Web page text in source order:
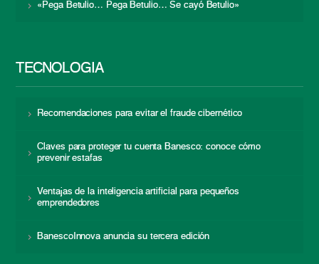
«Pega Betulio… Pega Betulio… Se cayó Betulio»
TECNOLOGÍA
Recomendaciones para evitar el fraude cibernético
Claves para proteger tu cuenta Banesco: conoce cómo
prevenir estafas
Ventajas de la inteligencia artificial para pequeños
emprendedores
BanescoInnova anuncia su tercera edición